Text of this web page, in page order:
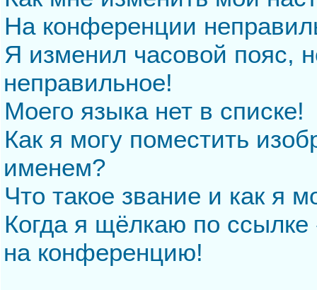
На конференции
Я изменил часовой пояс,
неправильное!
Моего языка нет в списке!
Как я могу поместить
именем?
Что такое звание и как я
Когда я щёлкаю по
на конференцию!